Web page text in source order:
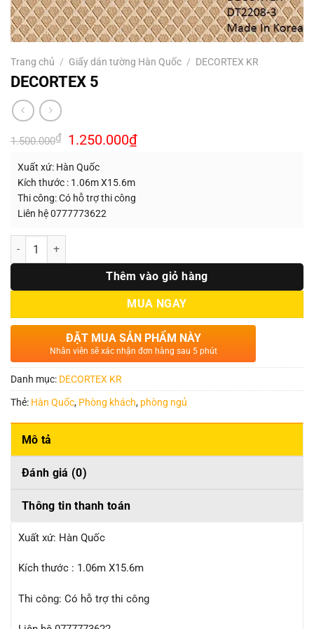
Trang chủ / Giấy dán tường Hàn Quốc / DECORTEX KR
DECORTEX 5
1.500.000₫ Giá
gốc
1.500.000₫.
1.250.000₫Giá
hiện
Xuất xứ: Hàn Quốc
Kích thước : 1.06m X15.6m
Thi công: Có hỗ trợ thi công
Liên hệ 0777773622
Số lượng
Thêm vào giỏ hàng
MUA NGAY
ĐẶT MUA SẢN PHẨM NÀY
Nhân viên sẽ xác nhận đơn hàng sau 5 phút
Danh mục: DECORTEX KR
Thẻ: Hàn Quốc, Phòng khách, phòng ngủ
Mô tả
Đánh giá (0)
Thông tin thanh toán
Xuất xứ: Hàn Quốc
Kích thước : 1.06m X15.6m
Thi công: Có hỗ trợ thi công